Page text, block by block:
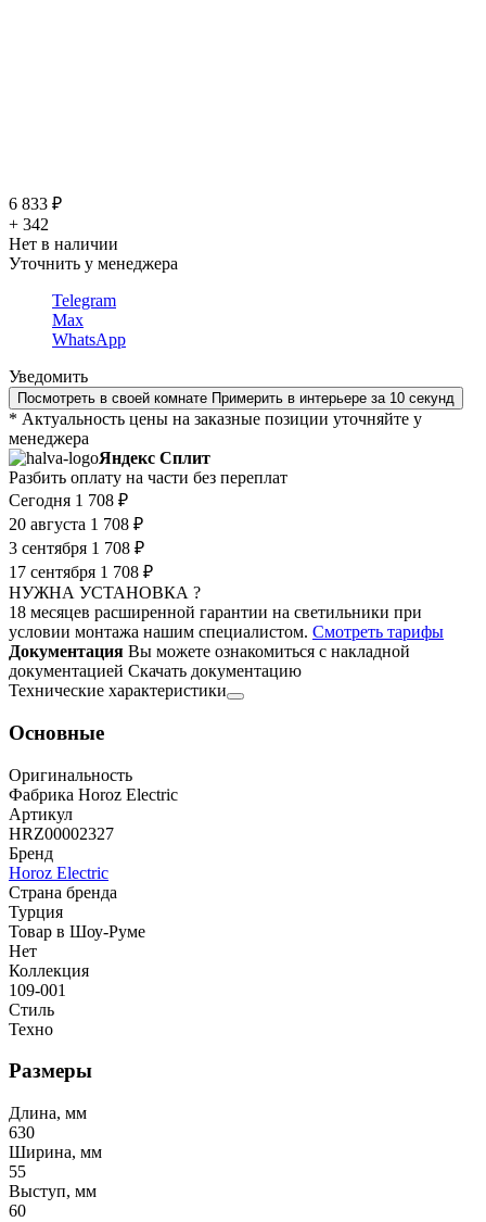
6 833 ₽
+ 342
Нет в наличии
Уточнить у менеджера
Telegram
Max
WhatsApp
Уведомить
Посмотреть в своей комнате Примерить в интерьере за 10 секунд
* Актуальность цены на заказные позиции уточняйте у
менеджера
Яндекс Сплит
Разбить оплату на части без переплат
Сегодня 1 708 ₽
20 августа 1 708 ₽
3 сентября 1 708 ₽
17 сентября 1 708 ₽
НУЖНА УСТАНОВКА ?
18 месяцев расширенной гарантии на светильники при
условии монтажа нашим специалистом. Смотреть тарифы
Документация Вы можете ознакомиться с накладной
документацией Скачать документацию
Технические характеристики
Основные
Оригинальность
Фабрика Horoz Electric
Артикул
HRZ00002327
Бренд
Horoz Electric
Страна бренда
Турция
Товар в Шоу-Руме
Нет
Коллекция
109-001
Стиль
Техно
Размеры
Длина, мм
630
Ширина, мм
55
Выступ, мм
60